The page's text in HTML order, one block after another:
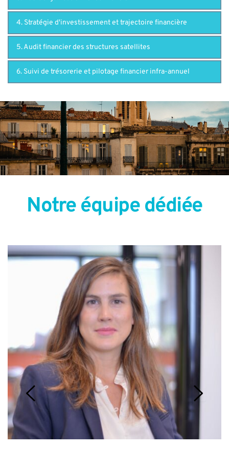
4. Stratégie d'investissement et trajectoire financière
5. Audit financier des structures satellites
6. Suivi de trésorerie et pilotage financier infra-annuel
Notre équipe dédiée